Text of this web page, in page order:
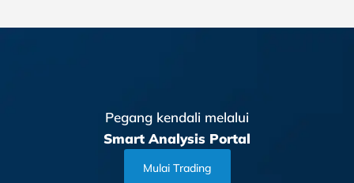
Pegang kendali melalui
Smart Analysis Portal
Mulai Trading